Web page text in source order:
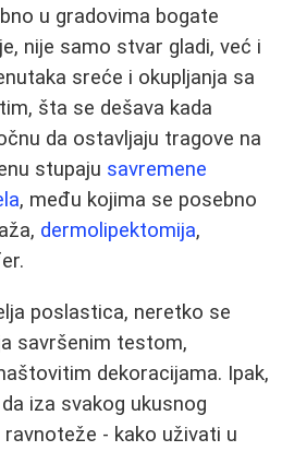
u gradovima bogate
nije samo stvar gladi, već i
sreće i okupljanja sa
šta se dešava kada
da ostavljaju tragove na
stupaju savremene
, među kojima se posebno
dermolipektomija,
poslastica, neretko se
savršenim testom,
dekoracijama. Ipak,
iza svakog ukusnog
- kako uživati u